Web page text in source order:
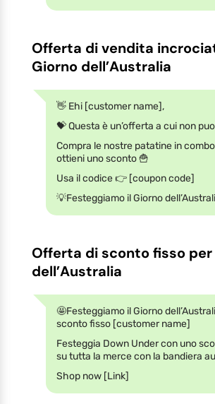
Offerta di vendita
Giorno dell’Australia
👋 Ehi [customer name],
💝 Questa è un’offerta a cui non
Compra le nostre patatine in
ottieni uno sconto 🍟
Usa il codice 👉 [coupon code]
💡Festeggiamo il Giorno
Offerta di sconto fisso per
dell’Australia
🤩Festeggiamo il Giorno
sconto fisso [customer name]
Festeggia Down Under con uno
su tutta la merce con la bandiera
Shop now [Link]